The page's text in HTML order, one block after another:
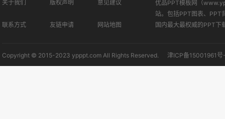
关于我们 版权声明 意见建议
联系方式 友链申请 网站地图
优品PPT模板网（
站。包括PPT图表、PPT
国内最大最权威的PPT下
Copyright © 2015-2023 ypppt.com All Rights Reserved. 津ICP备15001961号